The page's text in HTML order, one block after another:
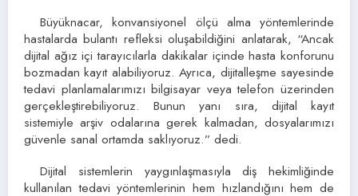
Büyüknacar, konvansiyonel ölçü alma yöntemlerinde
hastalarda bulantı refleksi oluşabildiğini anlatarak, “Ancak
dijital ağız içi tarayıcılarla dakikalar içinde hasta konforunu
bozmadan kayıt alabiliyoruz. Ayrıca, dijitalleşme sayesinde
tedavi planlamalarımızı bilgisayar veya telefon üzerinden
gerçekleştirebiliyoruz. Bunun yanı sıra, dijital kayıt
sistemiyle arşiv odalarına gerek kalmadan, dosyalarımızı
güvenle sanal ortamda saklıyoruz.” dedi.
Dijital sistemlerin yaygınlaşmasıyla diş hekimliğinde
kullanılan tedavi yöntemlerinin hem hızlandığını hem de